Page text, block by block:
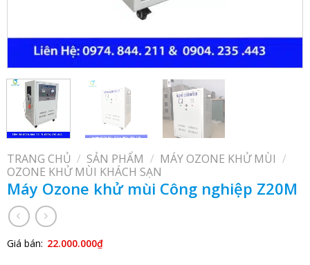
TRANG CHỦ / SẢN PHẨM / MÁY OZONE KHỬ MÙI /
OZONE KHỬ MÙI KHÁCH SẠN
Máy Ozone khử mùi Công nghiệp Z20M
Giá bán: 22.000.000₫